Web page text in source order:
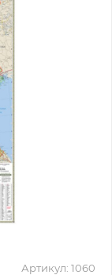
Артикул: 1060